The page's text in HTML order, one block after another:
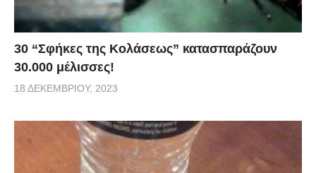
30 “Σφήκες της Κολάσεως” κατασπαράζουν
30.000 μέλισσες!
18 ΔΕΚΕΜΒΡΊΟΥ, 2023